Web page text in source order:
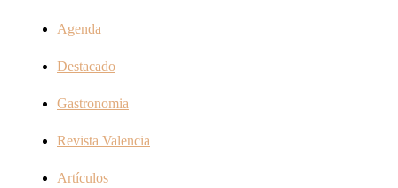
Agenda
Destacado
Gastronomia
Revista Valencia
Artículos